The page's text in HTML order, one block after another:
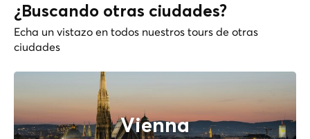
¿Buscando otras ciudades?
Echa un vistazo en todos nuestros tours de otras
ciudades
Vienna